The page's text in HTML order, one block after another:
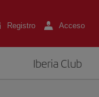
Registro Acceso
Iberia Club